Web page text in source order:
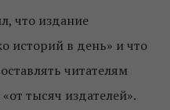
что издание
историй в день» и что
читателям
тысяч издателей».